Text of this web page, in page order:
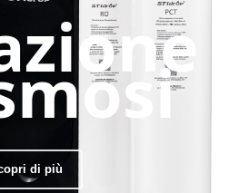
di più